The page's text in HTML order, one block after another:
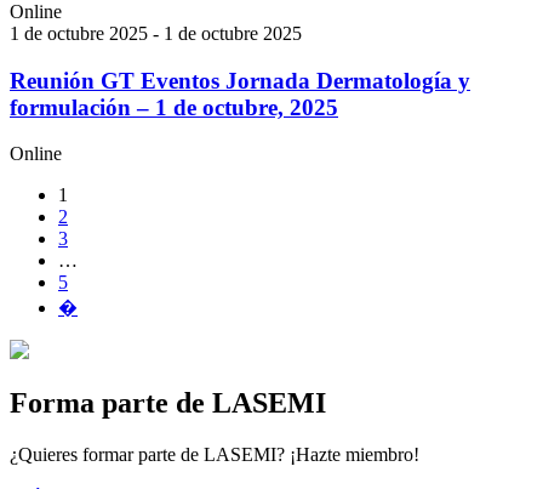
Online
1 de octubre 2025 - 1 de octubre 2025
Reunión GT Eventos Jornada Dermatología y
formulación – 1 de octubre, 2025
Online
1
2
3
…
5
�
Forma parte de LASEMI
¿Quieres formar parte de LASEMI? ¡Hazte miembro!